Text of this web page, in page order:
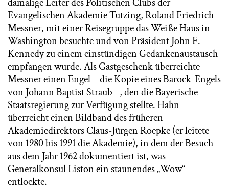
Evangelischen Akademie Tutzing, Roland Friedrich
Messner, mit einer Reisegruppe das Weiße Haus in
Washington besuchte und von Präsident John F.
Kennedy zu einem einstündigen Gedankenaustausch
empfangen wurde. Als Gastgeschenk überreichte
Messner einen Engel – die Kopie eines Barock-Engels
von Johann Baptist Straub –, den die Bayerische
Staatsregierung zur Verfügung stellte. Hahn
überreicht einen Bildband des früheren
Akademiedirektors Claus-Jürgen Roepke (er leitete
von 1980 bis 1991 die Akademie), in dem der Besuch
aus dem Jahr 1962 dokumentiert ist, was
Generalkonsul Liston ein staunendes „Wow“
entlockte.